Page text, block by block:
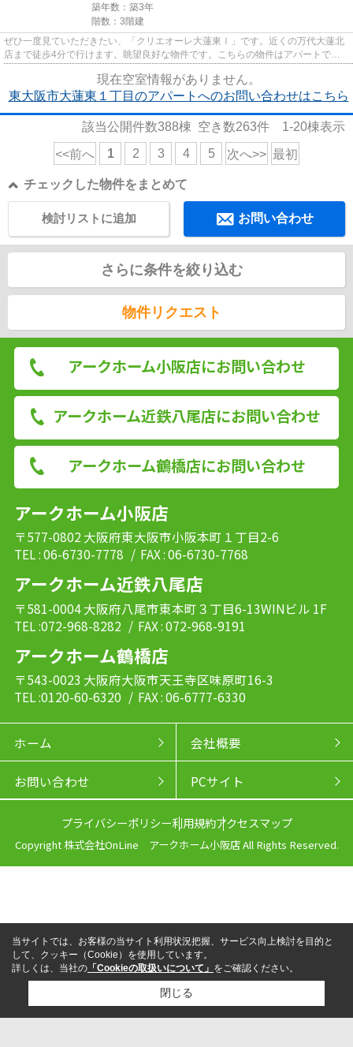
築年数：築3年
階数：3階建
ぜひ一度見ていただきたい、「クリエオーレ大蓮東Ⅰ」です。近くの万代大蓮北
店まで徒歩4分で行けます。眺望良好な物件です。こちらの物件はアパートで
す。できるだけ早めに不動産情報...
現在空室情報がありません。
東大阪市大蓮東１丁目のアパートへのお問い合わせはこちら
該当公開件数388棟 空き数263件 1-20棟表示
<<前へ 1 2 3 4 5 次へ>> 最初
チェックした物件をまとめて
お問い合わせ
検討リストに追加
さらに条件を絞り込む
物件リクエスト
アークホーム小阪店にお問い合わせ
アークホーム近鉄八尾店にお問い合わせ
アークホーム鶴橋店にお問い合わせ
アークホーム小阪店
〒577-0802 大阪府東大阪市小阪本町１丁目2-6
TEL : 06-6730-7778 / FAX : 06-6730-7768
アークホーム近鉄八尾店
〒581-0004 大阪府八尾市東本町３丁目6-13WINビル 1F
TEL :072-968-8282 / FAX : 072-968-9191
アークホーム鶴橋店
〒543-0023 大阪府大阪市天王寺区味原町16-3
TEL :0120-60-6320 / FAX : 06-6777-6330
ホーム 会社概要
お問い合わせ PCサイト
プライバシーポリシー利用規約アクセスマップ
Copyright 株式会社OnLine アークホーム小阪店 All Rights Reserved.
LINEからお問い合わせ
当サイトでは、お客様の当サイト利用状況把握、サービス向上検討を目的と
して、クッキー（Cookie）を使用しています。
詳しくは、当社の 「Cookieの取扱いについて」 をご確認ください。
閉じる